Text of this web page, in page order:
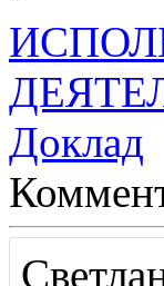
Доклад